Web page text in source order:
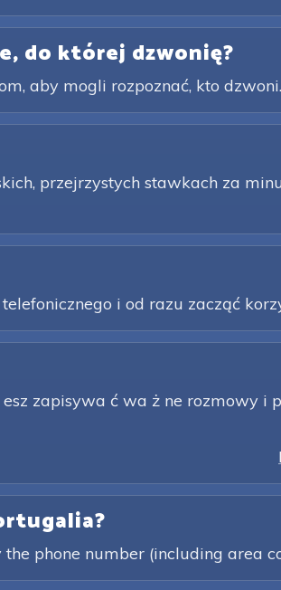
do której dzwonię?
aby mogli rozpoznać, kto dzwoni.
przejrzystych stawkach za
i od razu zacząć
zapisywa ć wa ż ne rozmowy i
phone number (including area